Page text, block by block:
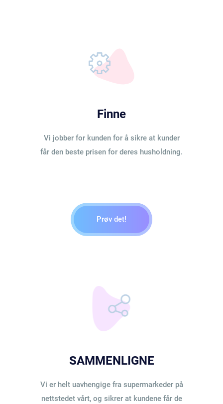
Finne
Vi jobber for kunden for å sikre at kunder
får den beste prisen for deres husholdning.
Prøv det!
SAMMENLIGNE
Vi er helt uavhengige fra supermarkeder på
nettstedet vårt, og sikrer at kundene får de